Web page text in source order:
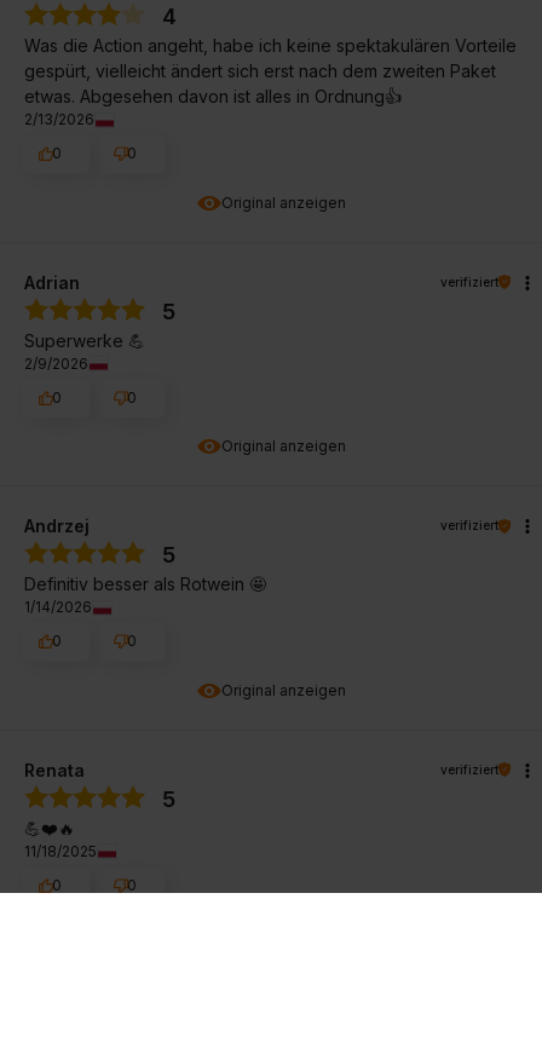
Original anzeigen
4
Was die Action angeht, habe ich keine spektakulären Vorteile
gespürt, vielleicht ändert sich erst nach dem zweiten Paket
etwas. Abgesehen davon ist alles in Ordnung👍️
2/13/2026
0
0
Original anzeigen
Adrian verifiziert
5
Superwerke 💪
2/9/2026
0
0
Original anzeigen
Andrzej verifiziert
5
Definitiv besser als Rotwein 🤩
1/14/2026
0
0
Renata verifiziert
5
💪❤️🔥
11/18/2025
0
0